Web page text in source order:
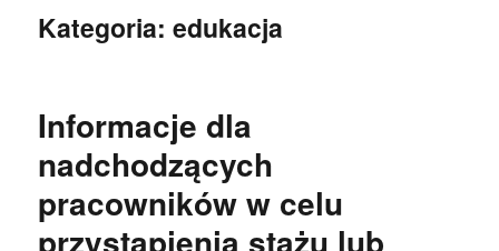
Kategoria:edukacja
Informacje dla
nadchodzących
pracowników w celu
przystąpienia stażu lub